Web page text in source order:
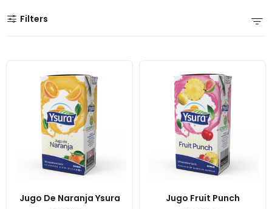
Filters
Jugo De Naranja Ysura
Jugo Fruit Punch